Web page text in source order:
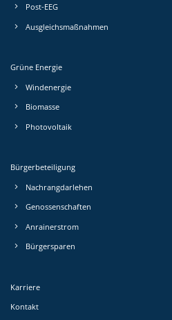
Post-EEG
Ausgleichs­maßnahmen
Grüne Energie
Windenergie
Biomasse
Photovoltaik
Bürgerbeteiligung
Nachrang­darlehen
Genossen­schaften
Anrainerstrom
Bürgersparen
Karriere
Kontakt